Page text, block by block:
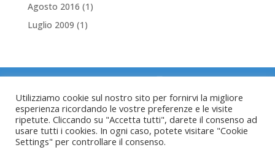
Agosto 2016 (1)
Luglio 2009 (1)
Copyright © 2022 Servizio Trasporto Infermi
del Tesino
Via Don Narciso Sordo 2/d
Utilizziamo cookie sul nostro sito per fornirvi la migliore
esperienza ricordando le vostre preferenze e le visite
ripetute. Cliccando su "Accetta tutti", darete il consenso ad
usare tutti i cookies. In ogni caso, potete visitare "Cookie
Settings" per controllare il consenso.